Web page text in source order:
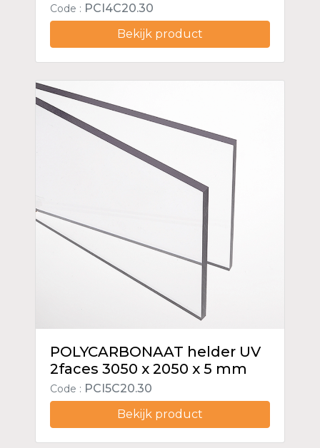
Code : PCI4C20.30
Bekijk product
POLYCARBONAAT helder UV
2faces 3050 x 2050 x 5 mm
Code : PCI5C20.30
Bekijk product